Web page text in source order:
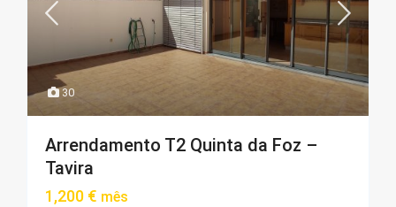
30
Arrendamento T2 Quinta da Foz –
Tavira
1,200 € mês